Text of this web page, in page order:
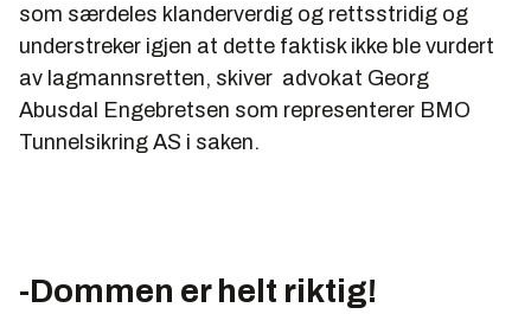
som særdeles klanderverdig og rettsstridig og
understreker igjen at dette faktisk ikke ble vurdert
av lagmannsretten, skiver advokat Georg
Abusdal Engebretsen som representerer BMO
Tunnelsikring AS i saken.
-Dommen er helt riktig!